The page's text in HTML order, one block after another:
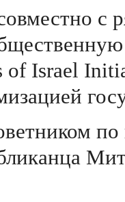
с
of Israel